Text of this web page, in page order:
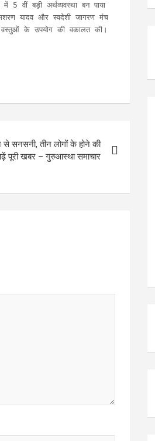
5 वीं बड़ी अर्थव्यवस्था बन पाया
यादव और स्वदेशी जागरण मंच
के उपयोग की वकालत की।
सनसनी, तीन लोगों के होने की
पूरी खबर – गुरुआस्था समाचार